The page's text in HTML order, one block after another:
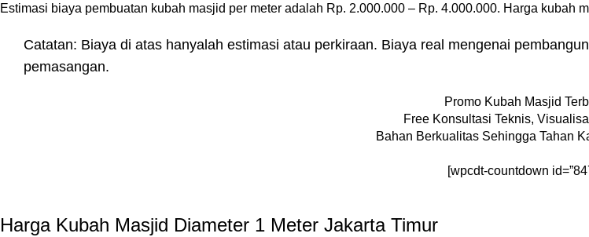
Estimasi biaya pembuatan kubah masjid per meter adalah Rp. 2.000.000 – Rp. 4.000.000. Harga kubah
Catatan: Biaya di atas hanyalah estimasi atau perkiraan. Biaya real mengenai
pemasangan.
Promo Kubah Masjid
Free Konsultasi Teknis,
Bahan Berkualitas Sehingga Tahan
[wpcdt-countdown
Harga Kubah Masjid Diameter 1 Meter Jakarta Timur